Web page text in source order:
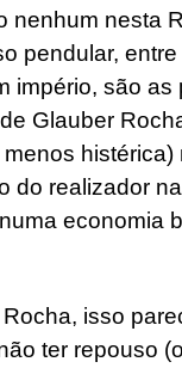
nenhum nesta
pendular,
império, são
Glauber
do realizador
economia
isso
ter repouso